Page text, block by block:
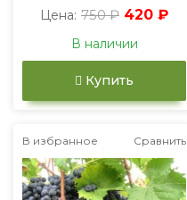
Цена: 750 ₽ 420 ₽
В наличии
Купить
В избранное Сравнить